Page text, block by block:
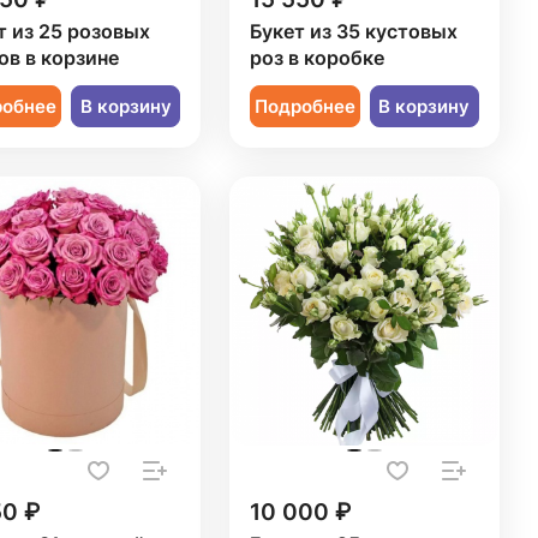
из 25 розовых
в корзине
В корзину
Букет из 35 кустовых
роз в коробке
Подробнее В корзину
₽ 10 000 ₽